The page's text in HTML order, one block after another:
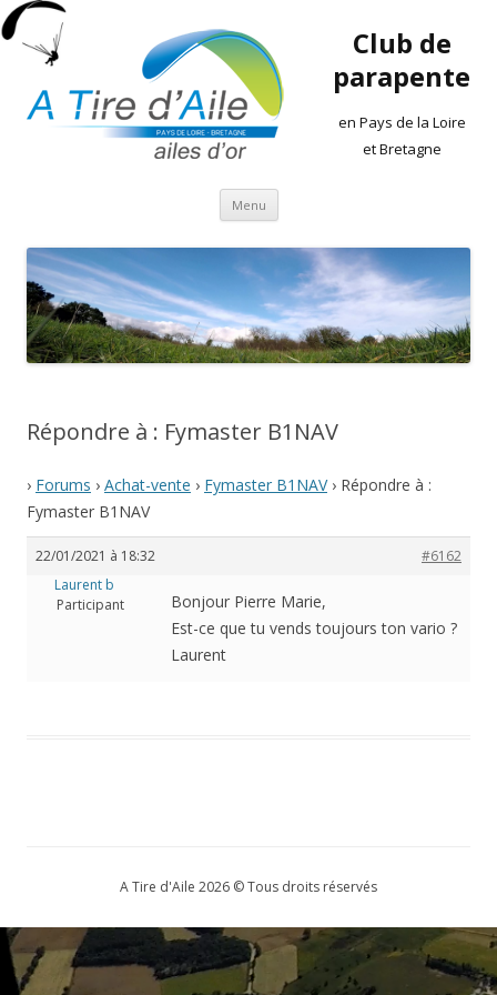
Club de
parapente
en Pays de la Loire
et Bretagne
Menu Aller
contenu
Répondre à : Fymaster B1NAV
› Forums › Achat-vente › Fymaster B1NAV › Répondre à :
Fymaster B1NAV
22/01/2021 à 18:32
#6162
Laurent b
Participant
Bonjour Pierre Marie,
Est-ce que tu vends toujours ton vario ?
Laurent
A Tire d'Aile 2026 © Tous droits réservés